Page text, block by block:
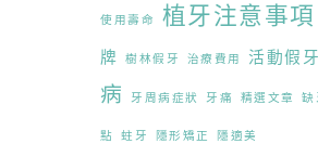
牙齒美容
局部假牙
使用壽命 植牙注意事項
牌
樹林假牙 治療費用 活動假牙
病
牙周病症狀 牙痛 精選文章 缺
點 蛀牙 隱形矯正 隱適美